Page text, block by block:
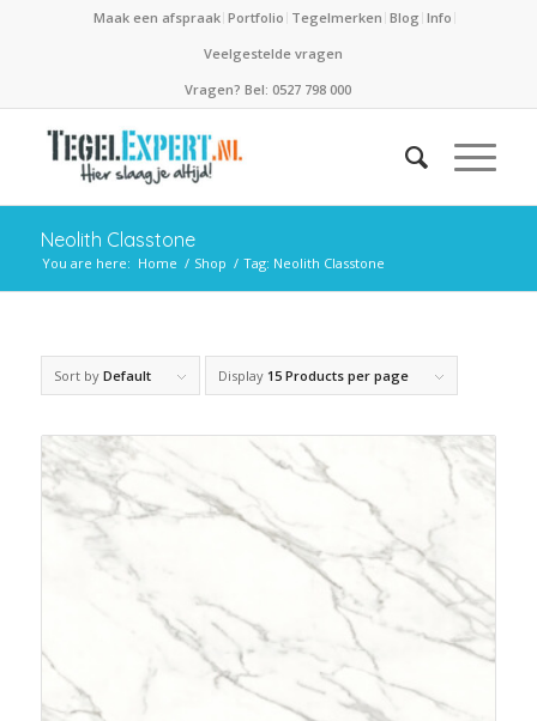
Maak een afspraak Portfolio Tegelmerken Blog Info
Veelgestelde vragen
Vragen? Bel: 0527 798 000
Neolith Classtone
You are here: Home / Shop / Tag: Neolith Classtone
Sort by Default Display 15 Products per page